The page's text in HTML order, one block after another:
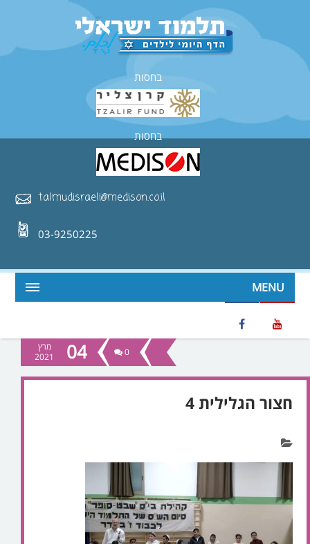
בחסות
בחסות
talmudisraeli@medison.co.il
03-9250225
MENU
04
מרץ
2021
0
חצור הגלילית 4